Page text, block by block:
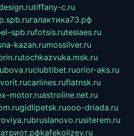
tiffany-c.ru
галактика73.рф
spb.rufotsis.rutesiaes.ru
kazan.rumossilver.ru
tochkazvuka.msk.ru
clubtibet.ruorior-aks.ru
carlines.ruflatnsk.ru
motor.ruastroline.net.ru
gidlipetsk.ruooo-driada.ru
bruslanovo.rusiterem.ru
kafekolizey.ru